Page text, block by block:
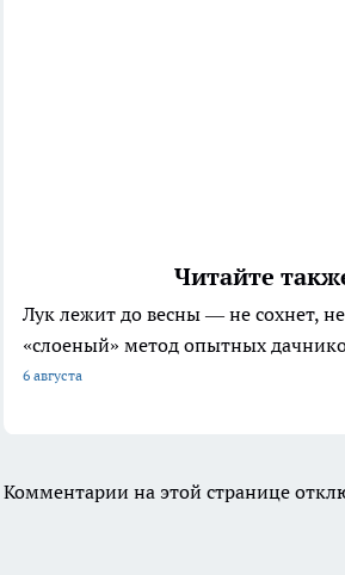
Читайте
Лук лежит до весны — не сохнет,
«слоеный» метод опытных
6 августа
Комментарии на этой странице